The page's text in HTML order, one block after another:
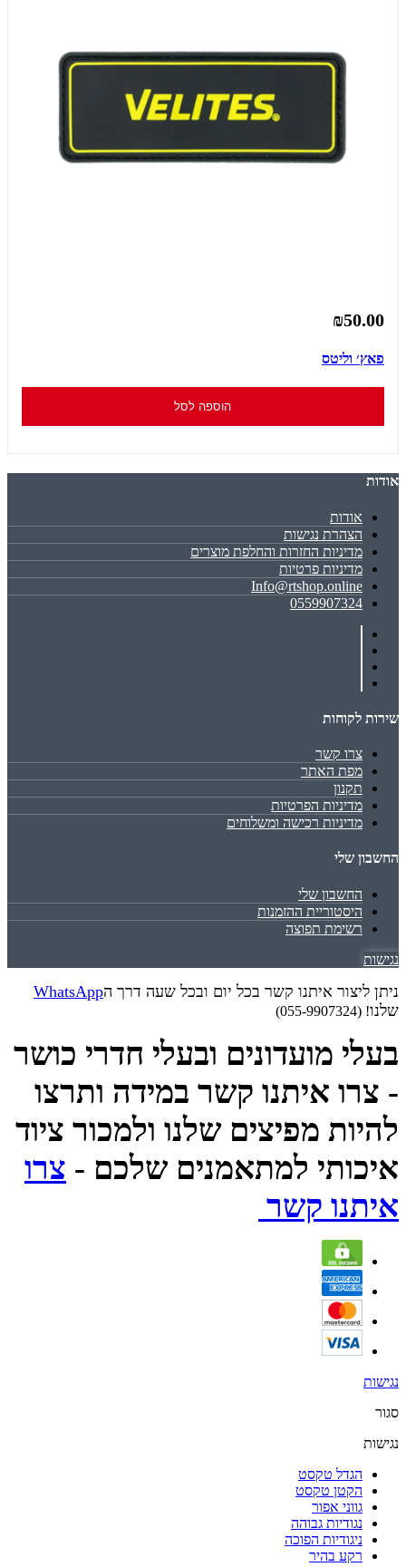
₪50.00
פאץ׳ וליטס
הוספה לסל
אודות
אודות
הצהרת נגישות
מדיניות החזרות והחלפת מוצרים
מדיניות פרטיות
Info@rtshop.online
0559907324
שירות לקוחות
צרו קשר
מפת האתר
תקנון
מדיניות הפרטיות
מדיניות רכישה ומשלוחים
החשבון שלי
החשבון שלי
היסטוריית ההזמנות
רשימת תפוצה
נגישות
ניתן ליצור איתנו קשר בכל יום ובכל שעה דרך הWhatsApp
שלנו! (055-9907324)
בעלי מועדונים ובעלי חדרי כושר
- צרו איתנו קשר במידה ותרצו
להיות מפיצים שלנו ולמכור ציוד
איכותי למתאמנים שלכם - צרו
איתנו קשר
נגישות
סגור
נגישות
הגדל טקסט
הקטן טקסט
גווני אפור
נגודיות גבוהה
ניגודיות הפוכה
רקע בהיר